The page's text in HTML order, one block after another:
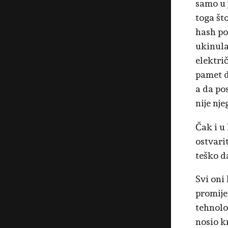
samo
toga
hash
pamet
a da
nije
Čak i u
teško
Svi oni
nosio